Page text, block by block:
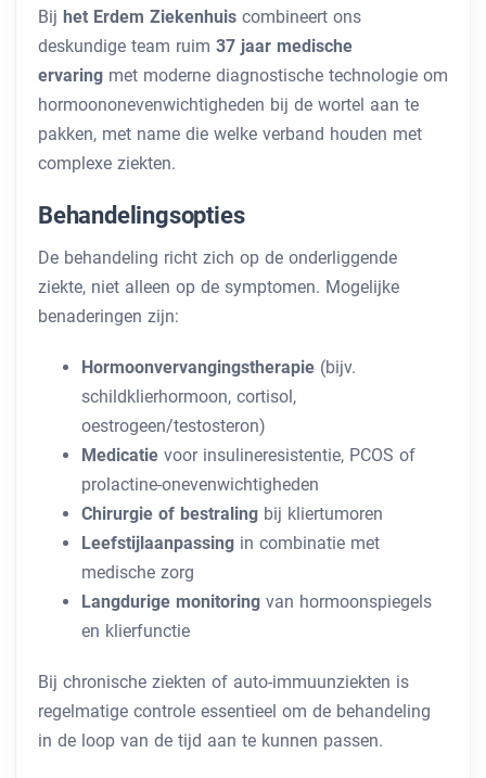
Bij het Erdem Ziekenhuis combineert ons
deskundige team ruim 37 jaar medische
ervaring met moderne diagnostische technologie om
hormoononevenwichtigheden bij de wortel aan te
pakken, met name die welke verband houden met
complexe ziekten.
Behandelingsopties
De behandeling richt zich op de onderliggende
ziekte, niet alleen op de symptomen. Mogelijke
benaderingen zijn:
Hormoonvervangingstherapie (bijv.
schildklierhormoon, cortisol,
oestrogeen/testosteron)
Medicatie voor insulineresistentie, PCOS of
prolactine-onevenwichtigheden
Chirurgie of bestraling bij kliertumoren
Leefstijlaanpassing in combinatie met
medische zorg
Langdurige monitoring van hormoonspiegels
en klierfunctie
Bij chronische ziekten of auto-immuunziekten is
regelmatige controle essentieel om de behandeling
in de loop van de tijd aan te kunnen passen.